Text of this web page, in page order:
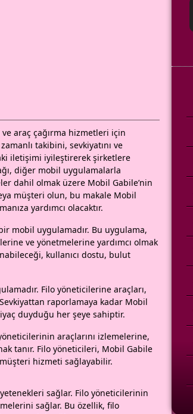
araç çağırma hizmetleri için
takibini, sevkiyatını ve
iletişimi iyileştirerek şirketlere
diğer mobil uygulamalarla
dahil olmak üzere Mobil Gabile’nin
müşteri olun, bu makale Mobil
yardımcı olacaktır.
mobil uygulamadır. Bu uygulama,
ve yönetmelerine yardımcı olmak
kullanıcı dostu, bulut
Filo yöneticilerine araçları,
raporlamaya kadar Mobil
duyduğu her şeye sahiptir.
araçlarını izlemelerine,
tanır. Filo yöneticileri, Mobil Gabile
hizmeti sağlayabilir.
sağlar. Filo yöneticilerinin
sağlar. Bu özellik, filo